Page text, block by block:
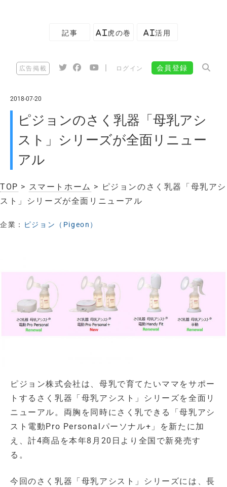
記事 AI虎の巻 AI活用
広告掲載 ログイン 会員登録
2018-07-20
ピジョンのさく乳器「母乳アシ
スト」シリーズが全面リニュー
アル
TOP > スマートホーム > ピジョンのさく乳器「母乳アシ
スト」シリーズが全面リニューアル
企業： ピジョン（Pigeon）
ピジョン株式会社は、母乳で育てたいママをサポー
トするさく乳器「母乳アシスト」シリーズを全面リ
ニューアル。両胸を同時にさく乳できる「母乳アシ
スト電動Pro Personalパーソナル+」を新たに加
え、計4商品を本年8月20日より全国で新発売す
る。
今回のさく乳器「母乳アシスト」シリーズには、長